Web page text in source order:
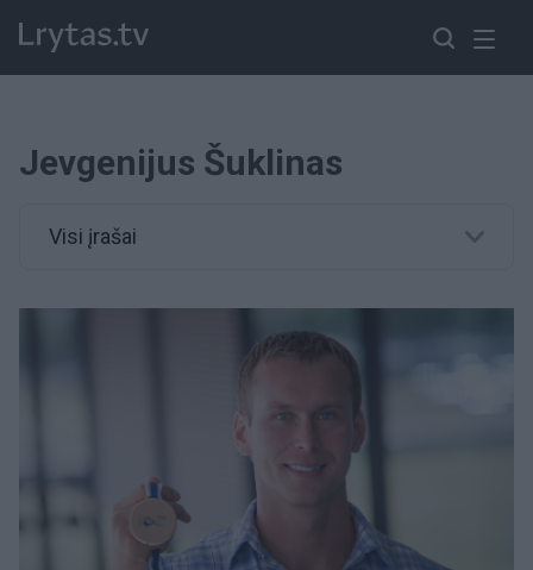
Jevgenijus Šuklinas
Visi įrašai